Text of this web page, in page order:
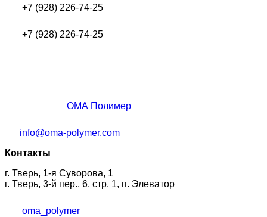
+7 (928) 226-74-25
+7 (928) 226-74-25
ОМА Полимер
info@oma-polymer.com
Контакты
г. Тверь, 1-я Суворова, 1
г. Тверь, 3-й пер., 6, стр. 1, п. Элеватор
oma_polymer